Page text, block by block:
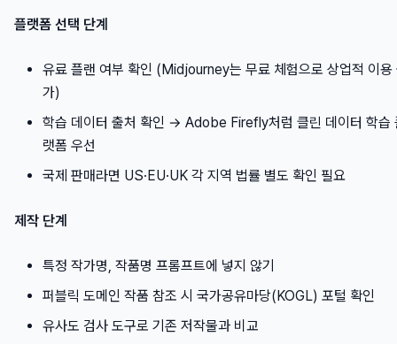
플랫폼 선택 단계
유료 플랜 여부 확인 (Midjourney는 무료 체험으로 상업적 이용
가)
학습 데이터 출처 확인 → Adobe Firefly처럼 클린 데이터 학습
랫폼 우선
국제 판매라면 US·EU·UK 각 지역 법률 별도 확인 필요
제작 단계
특정 작가명, 작품명 프롬프트에 넣지 않기
퍼블릭 도메인 작품 참조 시 국가공유마당(KOGL) 포털 확인
유사도 검사 도구로 기존 저작물과 비교